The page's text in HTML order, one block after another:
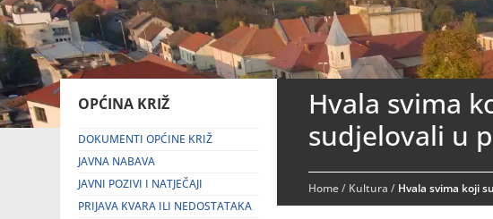
OPĆINA KRIŽ
DOKUMENTI OPĆINE KRIŽ
JAVNA NABAVA
JAVNI POZIVI I NATJEČAJI
PRIJAVA KVARA ILI NEDOSTATAKA
Hvala svima
sudjelovali u
Home/ Kultura / Hvala svima koji